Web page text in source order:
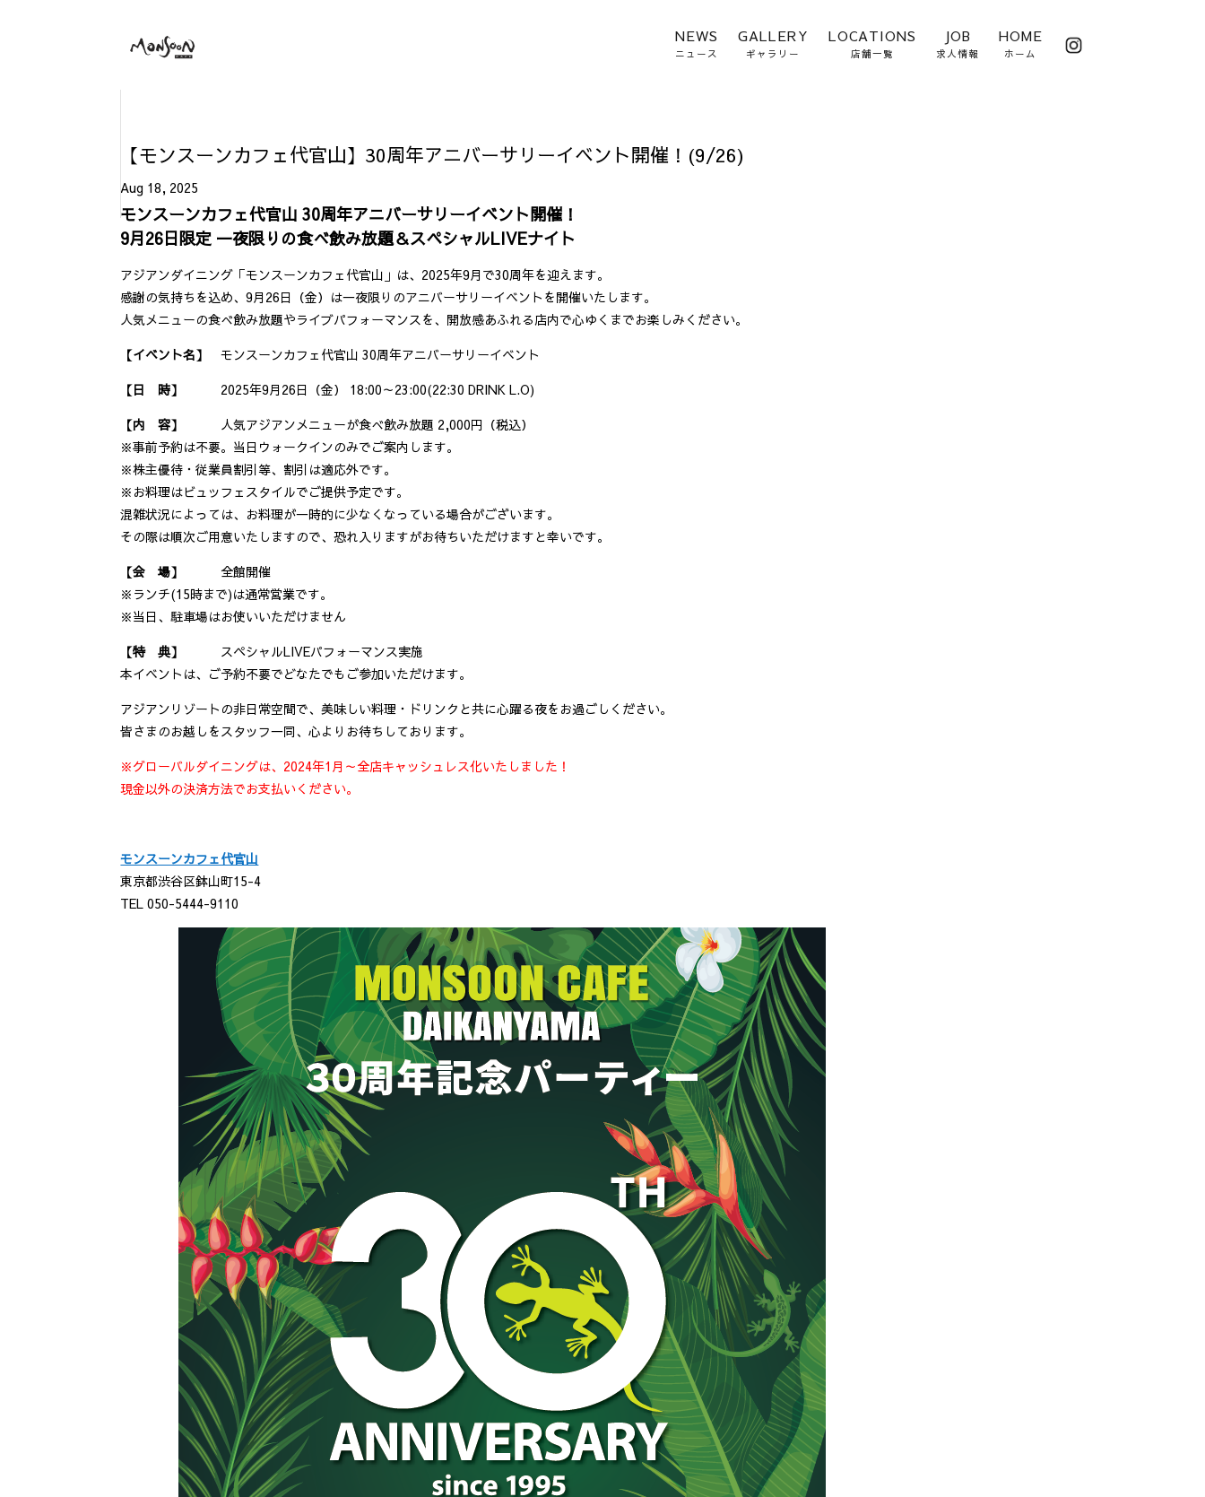
NEWS
ニュース
GALLERY
ギャラリー
LOCATIONS
店舗一覧
JOB
求人情報
HOME
ホーム
【モンスーンカフェ代官山】30周年アニバーサリーイベント開催！(9/26)
Aug 18, 2025
モンスーンカフェ代官山 30周年アニバーサリーイベント開催！
9月26日限定 一夜限りの食べ飲み放題＆スペシャルLIVEナイト
アジアンダイニング「モンスーンカフェ代官山」は、2025年9月で30周年を迎えます。
感謝の気持ちを込め、9月26日（金）は一夜限りのアニバーサリーイベントを開催いたします。
人気メニューの食べ飲み放題やライブパフォーマンスを、開放感あふれる店内で心ゆくまでお楽しみください。
【イベント名】
モンスーンカフェ代官山 30周年アニバーサリーイベント
【日 時】
2025年9月26日（金） 18:00～23:00(22:30 DRINK L.O)
【内 容】
人気アジアンメニューが食べ飲み放題 2,000円（税込）
※事前予約は不要。当日ウォークインのみでご案内します。
※株主優待・従業員割引等、割引は適応外です。
※お料理はビュッフェスタイルでご提供予定です。
混雑状況によっては、お料理が一時的に少なくなっている場合がございます。
その際は順次ご用意いたしますので、恐れ入りますがお待ちいただけますと幸いです。
【会 場】
全館開催
※ランチ(15時まで)は通常営業です。
※当日、駐車場はお使いいただけません
【特 典】
スペシャルLIVEパフォーマンス実施
本イベントは、ご予約不要でどなたでもご参加いただけます。
アジアンリゾートの非日常空間で、美味しい料理・ドリンクと共に心躍る夜をお過ごしください。
皆さまのお越しをスタッフ一同、心よりお待ちしております。
※グローバルダイニングは、2024年1月～全店キャッシュレス化いたしました！
現金以外の決済方法でお支払いください。
モンスーンカフェ代官山
東京都渋谷区鉢山町15-4
TEL 050-5444-9110